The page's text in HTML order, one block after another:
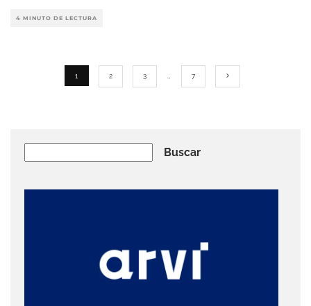
4 MINUTO DE LECTURA
1 2 3 7
Buscar